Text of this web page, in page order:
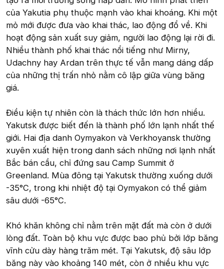
của Yakutia phụ thuộc mạnh vào khai khoáng. Khi một
mỏ mới được đưa vào khai thác, lao động đổ về. Khi
hoạt động sản xuất suy giảm, người lao động lại rời đi.
Nhiều thành phố khai thác nổi tiếng như Mirny,
Udachny hay Ardan trên thực tế vẫn mang dáng dấp
của những thị trấn nhỏ nằm cô lập giữa vùng băng
giá.
Điều kiện tự nhiên còn là thách thức lớn hơn nhiều.
Yakutsk được biết đến là thành phố lớn lạnh nhất thế
giới. Hai địa danh Oymyakon và Verkhoyansk thường
xuyên xuất hiện trong danh sách những nơi lạnh nhất
Bắc bán cầu, chỉ đứng sau Camp Summit ở
Greenland. Mùa đông tại Yakutsk thường xuống dưới
-35°C, trong khi nhiệt độ tại Oymyakon có thể giảm
sâu dưới -65°C.
Khó khăn không chỉ nằm trên mặt đất mà còn ở dưới
lòng đất. Toàn bộ khu vực được bao phủ bởi lớp băng
vĩnh cửu dày hàng trăm mét. Tại Yakutsk, độ sâu lớp
băng này vào khoảng 140 mét, còn ở nhiều khu vực